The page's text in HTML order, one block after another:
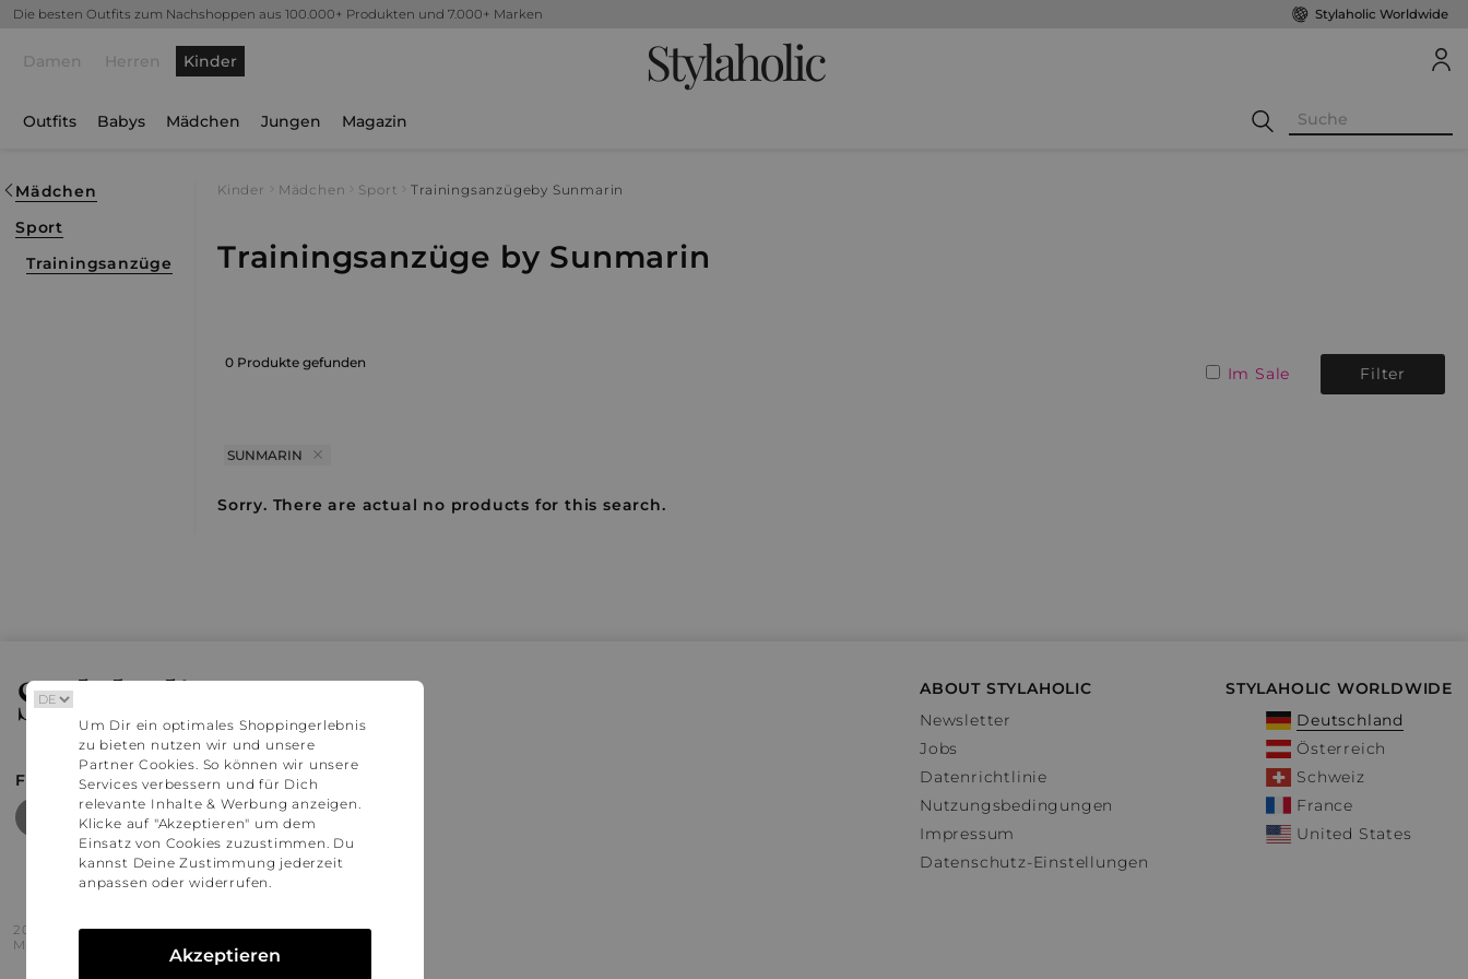
Die besten Outfits zum Nachshoppen aus 100.000+ Produkten und 7.000+ Marken Stylaholic Worldwide
Damen Herren Kinder Stylaholic
Outfits Babys Mädchen Jungen Magazin
Mädchen
Sport
Trainingsanzüge
Kinder Mädchen Sport Trainingsanzügeby Sunmarin
Trainingsanzüge by Sunmarin
0 Produkte gefunden
Im Sale Filter
SUNMARIN
Sorry. There are actual no products for this search.
Stylaholic
FIND MORE INSPIRATION
ABOUT STYLAHOLIC
Newsletter
Jobs
Datenrichtlinie
Nutzungsbedingungen
Impressum
Datenschutz-Einstellungen
STYLAHOLIC WORLDWIDE
Deutschland
Österreich
Schweiz
France
United States
2016 - 2026 © Stylaholic.
Made for you with love in munich.
Um Dir ein optimales Shoppingerlebnis
zu bieten nutzen wir und unsere
Partner Cookies. So können wir unsere
Services verbessern und für Dich
relevante Inhalte & Werbung anzeigen.
Klicke auf "Akzeptieren" um dem
Einsatz von Cookies zuzustimmen. Du
kannst Deine Zustimmung jederzeit
anpassen oder widerrufen.
Akzeptieren